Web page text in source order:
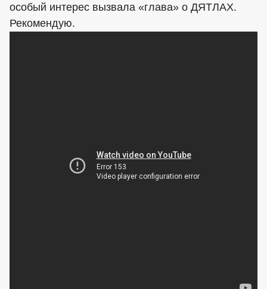
особый интерес вызвала «глава» о ДЯТЛАХ.
Рекомендую.